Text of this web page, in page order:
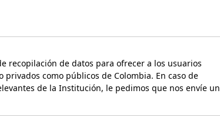
recopilación de datos para ofrecer a los usuarios
como públicos de Colombia. En caso de
de la Institución, le pedimos que nos envíe un